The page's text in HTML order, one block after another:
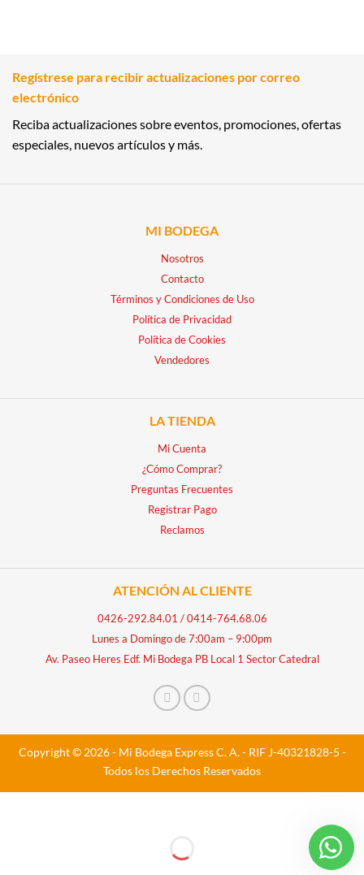
Regístrese para recibir actualizaciones por correo
electrónico
Reciba actualizaciones sobre eventos, promociones, ofertas
especiales, nuevos artículos y más.
MI BODEGA
Nosotros
Contacto
Términos y Condiciones de Uso
Política de Privacidad
Política de Cookies
Vendedores
LA TIENDA
Mi Cuenta
¿Cómo Comprar?
Preguntas Frecuentes
Registrar Pago
Reclamos
ATENCIÓN AL CLIENTE
0426-292.84.01 /0414-764.68.06
Lunes a Domingo de 7:00am – 9:00pm
Av. Paseo Heres Edf. Mi Bodega PB Local 1 Sector Catedral
Copyright © 2026 - Mi Bodega Express C. A. - RIF J-40321828-5 -
Todos los Derechos Reservados